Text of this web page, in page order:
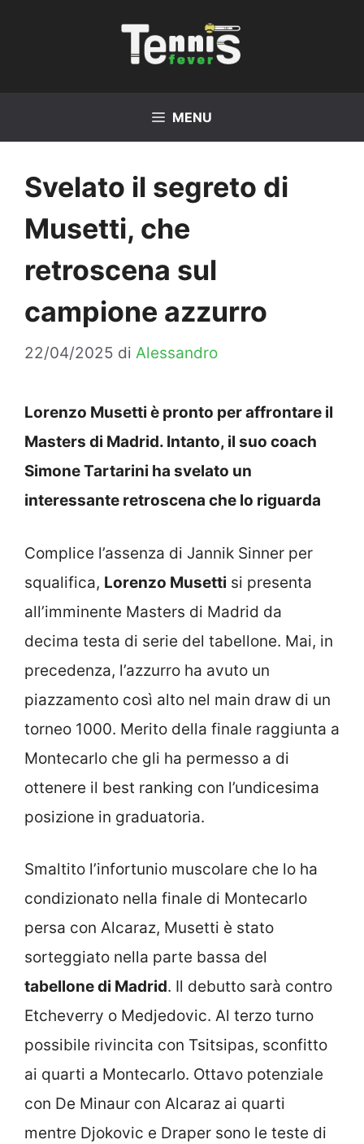
MENU
Svelato il segreto di
Musetti, che
retroscena sul
campione azzurro
22/04/2025 di Alessandro
Lorenzo Musetti è pronto per affrontare il
Masters di Madrid. Intanto, il suo coach
Simone Tartarini ha svelato un
interessante retroscena che lo riguarda
Complice l’assenza di Jannik Sinner per
squalifica, Lorenzo Musetti si presenta
all’imminente Masters di Madrid da
decima testa di serie del tabellone. Mai, in
precedenza, l’azzurro ha avuto un
piazzamento così alto nel main draw di un
torneo 1000. Merito della finale raggiunta a
Montecarlo che gli ha permesso a di
ottenere il best ranking con l’undicesima
posizione in graduatoria.
Smaltito l’infortunio muscolare che lo ha
condizionato nella finale di Montecarlo
persa con Alcaraz, Musetti è stato
sorteggiato nella parte bassa del
tabellone di Madrid. Il debutto sarà contro
Etcheverry o Medjedovic. Al terzo turno
possibile rivincita con Tsitsipas, sconfitto
ai quarti a Montecarlo. Ottavo potenziale
con De Minaur con Alcaraz ai quarti
mentre Djokovic e Draper sono le teste di